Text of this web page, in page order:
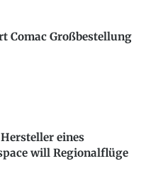
Comac Großbestellung
eines
will Regionalflüge